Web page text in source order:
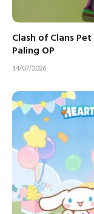
Clash of Clans
Paling OP
14/07/2026